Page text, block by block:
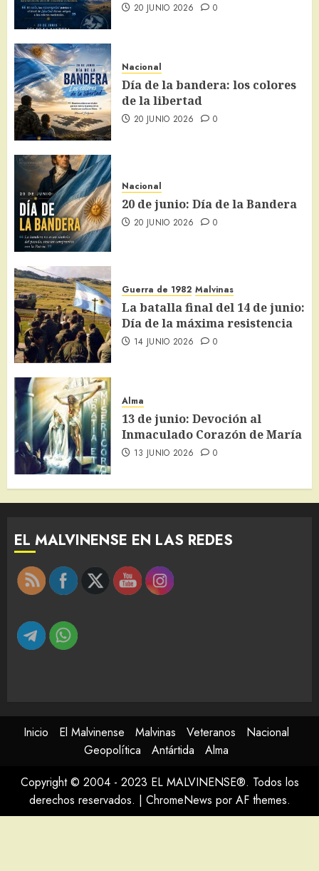
20 JUNIO 2026 0
Nacional
Día de la bandera: los colores
de la libertad
20 JUNIO 2026 0
Nacional
20 de junio: Día de la Bandera
20 JUNIO 2026 0
Guerra de 1982 Malvinas
La batalla final del 14 de junio:
Día de la máxima resistencia
14 JUNIO 2026 0
Alma
13 de junio: Devoción al
Inmaculado Corazón de María
13 JUNIO 2026 0
EL MALVINENSE EN LAS REDES
Inicio El Malvinense Malvinas Veteranos
Nacional
Geopolítica
Antártida
Alma
Copyright © 2004 - 2023 EL MALVINENSE®. Todos los
derechos reservados. | ChromeNews por AF themes.